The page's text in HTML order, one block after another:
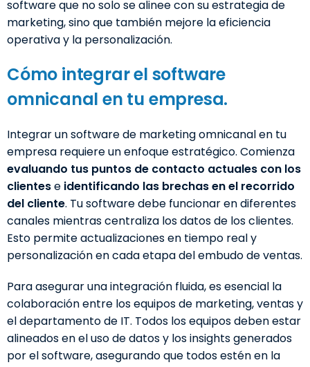
software que no solo se alinee con su estrategia de
marketing, sino que también mejore la eficiencia
operativa y la personalización.
Cómo integrar el software
omnicanal en tu empresa.
Integrar un software de marketing omnicanal en tu
empresa requiere un enfoque estratégico. Comienza
evaluando tus puntos de contacto actuales con los
clientese identificando las brechas en el recorrido
del cliente. Tu software debe funcionar en diferentes
canales mientras centraliza los datos de los clientes.
Esto permite actualizaciones en tiempo real y
personalización en cada etapa del embudo de ventas.
Para asegurar una integración fluida, es esencial la
colaboración entre los equipos de marketing, ventas y
el departamento de IT. Todos los equipos deben estar
alineados en el uso de datos y los insights generados
por el software, asegurando que todos estén en la